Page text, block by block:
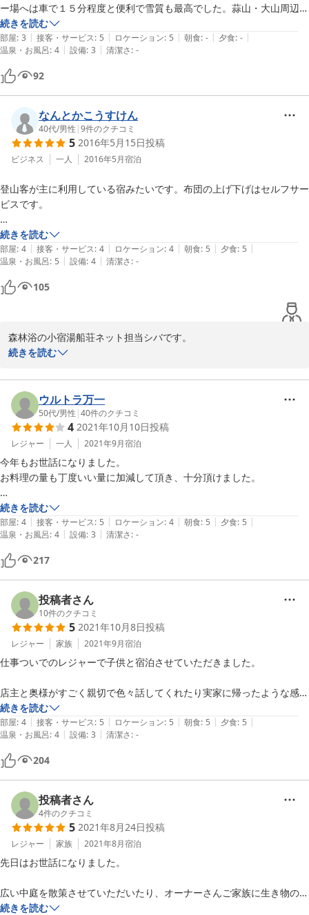
ー場へは車で１５分程度と便利で雪質も最高でした。蒜山・大山周辺で
スキー宿泊される際にはとてもお勧めの宿です。元旦ということもあり
宿の方のご厚意でお雑煮をご馳走になり最高の味でした。また泊まりた
いと思います。
続きを読む
部屋: 3 | 接客・サービス: 5 | ロケーション: 5 | 朝食: - | 夕食: - |
温泉・お風呂: 4 | 設備: 3 | 清潔さ: -
92
なんとかこうすけん
40代/男性 |9件のクチコミ
5 2016年5月15日投稿
ビジネス 一人 2016年5月宿泊
登山客が主に利用している宿みたいです。布団の上げ下げはセルフサー
ビスです。
髭剃り、歯ブラシの持参も必要です。トイレも共同。
お風呂は家族風呂を独占できます（札で利用中かどうかわかるため）
銭湯ぐらいの広さです。
バスタオル、タオル、ボディソープ、シャンプー、リンスは用意してあ
冷蔵庫・ポットも共同であります。室中から鍵はかかりますが、部屋に
よっては外からも施錠できます。
刺し身もあったけど、刺し身はここでなくても食べられるからなあ。
地酒をいただきました1合350円大変リーズナブルです。
朝ごはんは案外あっさりでした。せっかくなので山菜や漬物
があるといいなあ。
水がよいためか、コーヒーおいしかったです。
おかわりしました。登山客のおじさんもおかわりしていました。
なんと言っても自家製ヨーグルトですか、粘度があってな美味でした。
続きを読む
部屋: 4 | 接客・サービス: 4 | ロケーション: 4 | 朝食: 5 | 夕食: 5 |
温泉・お風呂: 5 | 設備: 4 | 清潔さ: -
105
森林浴の小宿湯船荘ネット担当シバです。
その節は、小宿湯船荘をご利用いただきまして誠にありがとうござ
せてくださってありがとうございます！
登山のお客様もとても多くいらっしゃいますし、大型連休では家族
連れの方が多い湯船荘です。
お布団の上げ下げはお客様自身でお願いしております。申し訳あり
ません。小規模宿で民宿形態ですのでバストイレ付のお部屋はあり
ません、お風呂トイレは共同ですが、男女別、そしてご家族風呂の
貸切風呂としてご利用いただいております。髭剃りや歯ブラシなど
りますが有料となります。
現在、冷蔵庫はほぼ全てのお部屋に完備してありますので、ペット
ボトルなどのお持込も大丈夫です。ご指摘の通り、お部屋の施錠に
つきまして、内側からのみでしたが、現在は外からも施錠できるよ
うになりましたので、ご安心ください。
山菜の天ぷらをお褒め頂きましてありがとうございます!(^^)5月に
は蒜山の地場産の山菜が入ってまいりますので、採りたてでとても
おいしくいただけると思います。山菜の味を壊さぬよう衣は最小限
にしてカラッと揚げております♪
朝食があっさりめだったとのこと、お漬物をお出しするのを忘れて
いたのかもしれません…申し訳ありません。朝食にも山菜をとのご
希望、確かに受け止め、検討してまいりたいと思います。ご意見を
いただきまして本当にありがとうございます。
お水とコーヒーは関連あると思います。ありがとうございます。当
館は塩釜の水ではありませんが、蒜山のお水はおいしいです
（^_^）
ージー牛で作るからこその粘度でございます。無農薬自家製ブルー
ベリージャムもこのヨーグルトにとても合うと思っております。当
館でしか、食べられない唯一無二のヨーグルト、また、ご縁があり
ましたらどうぞ、ジンギスカンと共に召し上がりにおいでください
ませ。家族一同お待ちいたしております。この度は、本当にありが
とうございました。
2017-09-07
続きを読む
ウルトラ万一
50代/男性 |40件のクチコミ
4 2021年10月10日投稿
レジャー 一人 2021年9月宿泊
今年もお世話になりました。
お料理の量も丁度いい量に加減して頂き、十分頂けました。
お部屋の冷蔵庫の中が少し汚れ気味だったので、そこだけ少し気になり
ました。
年々和式トイレがつらくなってきました（笑）。つかまり立ちできる手
すりがついていると、次回から非常にありがたいです。
十分なおもてなしを頂きまして満足させて頂きました。
有難うございます。
続きを読む
部屋: 4 | 接客・サービス: 5 | ロケーション: 4 | 朝食: 5 | 夕食: 5 |
温泉・お風呂: 4 | 設備: 3 | 清潔さ: -
217
投稿者さん
10件のクチコミ
5 2021年10月8日投稿
レジャー 家族 2021年9月宿泊
仕事ついでのレジャーで子供と宿泊させていただきました。
店主と奥様がすごく親切で色々話してくれたり実家に帰ったような感覚
でゆっくりできました。
ご飯は野菜が特に美味しく最高でした、夕食は子供達がおひつのご飯た
いらげてしまいました。
ぜひまた利用したいです、ありがとうございました！
続きを読む
部屋: 4 | 接客・サービス: 5 | ロケーション: 5 | 朝食: 5 | 夕食: 5 |
温泉・お風呂: 4 | 設備: 3 | 清潔さ: -
204
投稿者さん
4件のクチコミ
5 2021年8月24日投稿
レジャー 家族 2021年8月宿泊
先日はお世話になりました。
広い中庭を散策させていただいたり、オーナーさんご家族に生き物のお
話しを聞かせていただいたり、楽しませていただきました。
続きを読む